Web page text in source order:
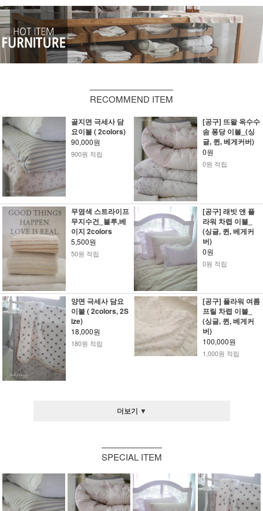
RECOMMEND ITEM
골지면 극세사 담
요이불 ( 2colors)
90,000원
900원 적립
[공구] 뜨왈 옥수수
솜 퐁당 이불_(싱
글, 퀸, 베게커버)
0원
0원 적립
무염색 스트라이프
무지수건_블루,베
이지 2colors
5,500원
50원 적립
[공구] 래빗 앤 플
라워 차렵 이불_
(싱글, 퀸, 베게커
버)
0원
0원 적립
양면 극세사 담요
이불 ( 2colors, 2S
ize)
18,000원
180원 적립
[공구] 플라워 여름
프릴 차렵 이불_
(싱글, 퀸, 베게커
버)
100,000원
1,000원 적립
더보기 ▼
SPECIAL ITEM